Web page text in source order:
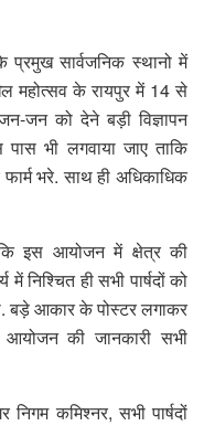
प्रमुख सार्वजनिक स्थानो में
महोत्सव के रायपुर में 14 से
जन को देने बड़ी विज्ञापन
भी लगवाया जाए ताकि
भरे. साथ ही अधिकाधिक
इस आयोजन में क्षेत्र की
ही सभी पार्षदों को
बड़े आकार के पोस्टर लगाकर
की जानकारी सभी
कमिश्नर, सभी पार्षदों